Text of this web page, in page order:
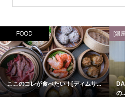
FOOD
ここのコレが食べたい！[ディムサ...
[銀
の